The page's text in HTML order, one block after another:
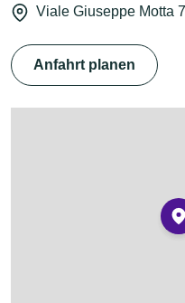
Viale Giuseppe Motta
Anfahrt planen